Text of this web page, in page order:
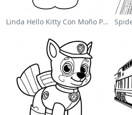
Linda Hello Kitty Con Moño Para Colorear